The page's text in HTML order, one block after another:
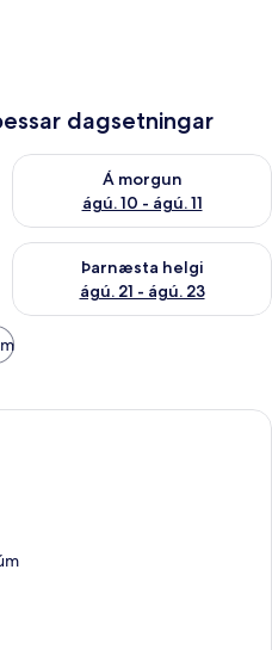
dagsetningar
10
Á morgun
ágú. 10 - ágú. 11
Athuga framboð á morgun
14 - ágú. 16
Þarnæsta helgi
ágú. 21 - ágú. 23
Athuga framboð þarnæstu
Skrifborð, myrkratjöld/-gardínur,